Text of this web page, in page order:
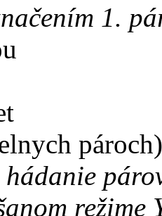
1.
pároch)
hádanie
režime